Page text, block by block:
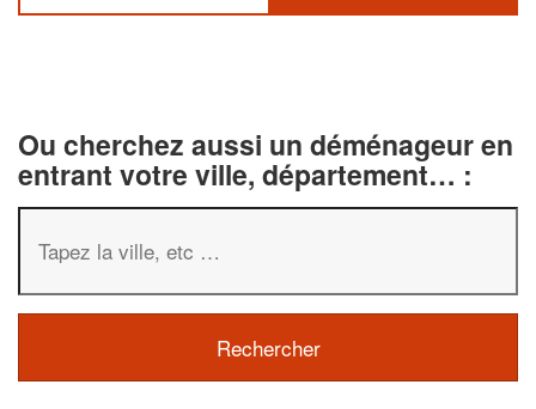
Ou cherchez aussi un déménageur en
entrant votre ville, département… :